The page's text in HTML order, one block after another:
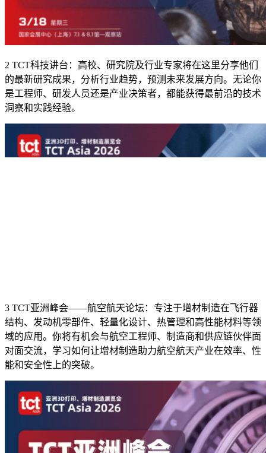
2 TCT科技讲台：高校、研究院及行业专家将在这里分享他们
的最新研究成果，分析行业趋势，预测未来发展方向。无论你
是工程师、研发人员还是产业决策者，都能获得最前沿的技术
洞察和实践经验。
3 TCT亚洲峰会——航空航天论坛：专注于增材制造在飞行器
结构、发动机零部件、轻量化设计、热管理和高性能材料等领
域的应用。你将有机会与航空工程师、制造商和供应链伙伴面
对面交流，学习如何让增材制造助力航空航天产业在效率、性
能和安全性上的突破。